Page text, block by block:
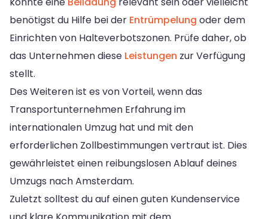
benötigst du Hilfe bei der Entrümpelung oder dem
Einrichten von Halteverbotszonen. Prüfe daher, ob
das Unternehmen diese Leistungen zur Verfügung
stellt.
Des Weiteren ist es von Vorteil, wenn das
Transportunternehmen Erfahrung im
internationalen Umzug hat und mit den
erforderlichen Zollbestimmungen vertraut ist. Dies
gewährleistet einen reibungslosen Ablauf deines
Umzugs nach Amsterdam.
Zuletzt solltest du auf einen guten Kundenservice